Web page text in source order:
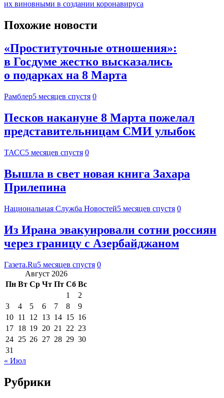
их виновными в создании коронавируса
Похожие новости
«Проституточные отношения»:
в Госдуме жестко высказались
о подарках на 8 Марта
Рамблер5 месяцев спустя 0
Песков накануне 8 Марта пожелал
представительницам СМИ улыбок
ТАСС5 месяцев спустя 0
Вышла в свет новая книга Захара
Прилепина
Национальная Служба Новостей5 месяцев спустя 0
Из Ирана эвакуировали сотни россиян
через границу с Азербайджаном
Газета.Ru5 месяцев спустя 0
Август 2026
Пн Вт Ср Чт Пт Сб Вс
1
2
3
4 5 6 7 8
9
10 11 12 13 14 15 16
17 18 19 20 21 22 23
24 25 26 27 28 29 30
31
« Июл
Рубрики